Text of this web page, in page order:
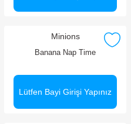
Minions
Banana Nap Time
Lütfen Bayi Girişi Yapınız